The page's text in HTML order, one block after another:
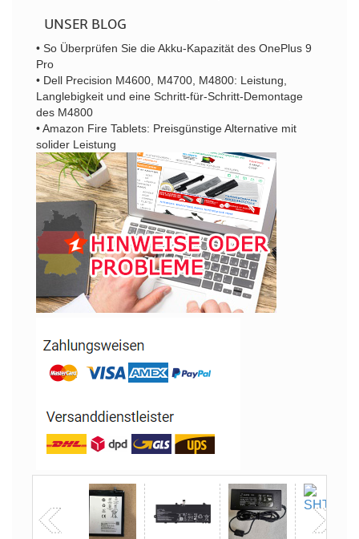
UNSER BLOG
• So Überprüfen Sie die Akku-Kapazität des OnePlus 9
Pro
• Dell Precision M4600, M4700, M4800: Leistung,
Langlebigkeit und eine Schritt-für-Schritt-Demontage
des M4800
• Amazon Fire Tablets: Preisgünstige Alternative mit
solider Leistung